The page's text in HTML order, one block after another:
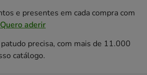
e presentes em cada compra com
Quero aderir
precisa, com mais de 11.000
catálogo.